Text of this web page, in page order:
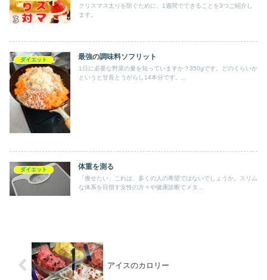
クリスマス太りを防ぐために、1週間でできることを3つご紹介し
ます。
ダイエット 最強の調味料ソフリット
1日に必要な野菜の量を知っていますか？350gです。どのくらいか
というと甘長とうがらし14本分です。...
ダイエット 体重を測る
「痩せたい」これは、多くの人の希望ではないでしょうか。スリム
な体系を目指す女性の方々や健康診断でメタ...
アイスのカロリー